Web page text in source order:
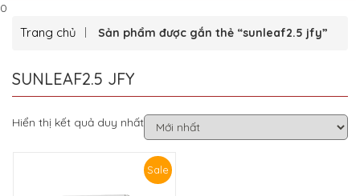
0
Trang chủ Sản phẩm được gắn thẻ “sunleaf2.5 jfy”
SUNLEAF2.5 JFY
Hiển thị kết quả duy nhất
Sale